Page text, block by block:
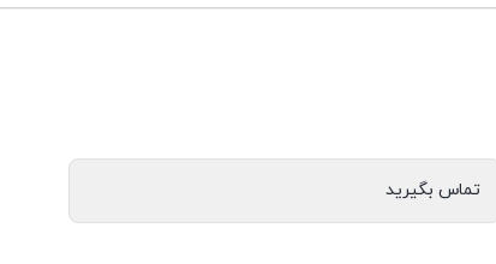
تماس بگیرید